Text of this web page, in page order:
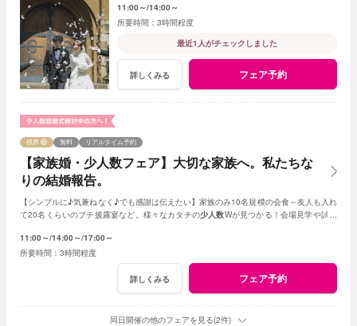
11:00～ 14:00～
3時間程度
最近1人がチェックしました
詳しくみる フェア予約
【家族婚・少人数フェア】大切な家族へ。私たちな
りの結婚報告。
残席 無料 リアルタイム予約
【シンプルに♪気兼ねなく♪でも感謝は伝えたい】家族のみ10名規模の会食～友人も入れ
て20名くらいのプチ披露宴など。様々なカタチの少人数Wが見つかる！会場見学や試食
11:00～ 14:00～ 17:00～
3時間程度
詳しくみる フェア予約
同日開催の他のフェアを見る(2件)